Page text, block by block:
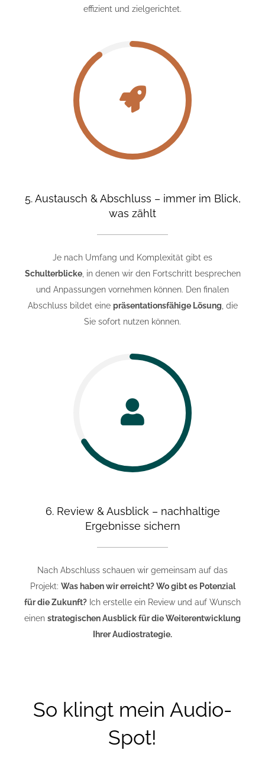
effizient und zielgerichtet.
5. Austausch & Abschluss – immer im Blick,
was zählt
Je nach Umfang und Komplexität gibt es
Schulterblicke, in denen wir den Fortschritt besprechen
und Anpassungen vornehmen können. Den finalen
Abschluss bildet eine präsentationsfähige Lösung , die
Sie sofort nutzen können.
6. Review & Ausblick – nachhaltige
Ergebnisse sichern
Nach Abschluss schauen wir gemeinsam auf das
Projekt: Was haben wir erreicht? Wo gibt es Potenzial
für die Zukunft? Ich erstelle ein Review und auf Wunsch
einen strategischen Ausblick für die Weiterentwicklung
Ihrer Audiostrategie.
So klingt mein Audio-
Spot!